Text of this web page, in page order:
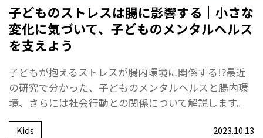
子どものストレスは腸に影響する｜小さな
変化に気づいて、子どものメンタルヘルス
を支えよう
子どもが抱えるストレスが腸内環境に関係する!?最近
の研究で分かった、子どものメンタルヘルスと腸内環
境、さらには社会行動との関係について解説します。
Kids 2023.10.13